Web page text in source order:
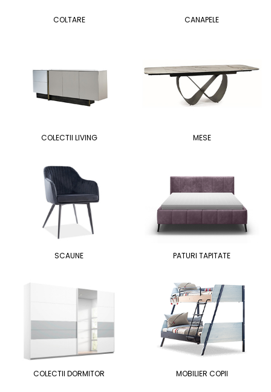
COLTARE CANAPELE
COLECTII LIVING MESE
SCAUNE PATURI TAPITATE
COLECTII DORMITOR MOBILIER COPII